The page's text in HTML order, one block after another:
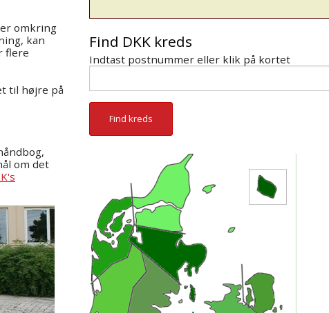
omkring
kan
flere
til højre på
om det
Find DKK kreds
Indtast postnummer eller klik på kortet